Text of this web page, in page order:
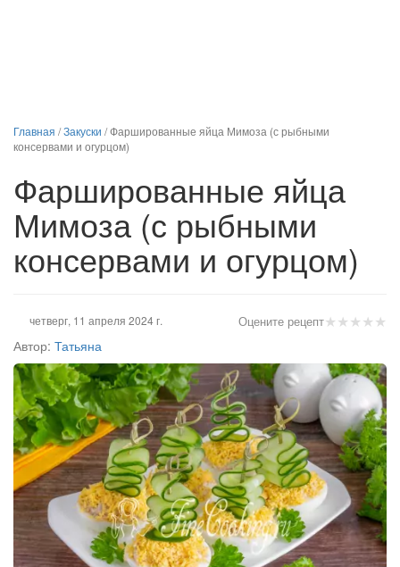
Главная /Закуски /Фаршированные яйца Мимоза (с рыбными
консервами и огурцом)
Фаршированные яйца
Мимоза (с рыбными
консервами и огурцом)
★★★★★
Оцените рецепт
четверг, 11 апреля 2024 г.
Автор: Татьяна